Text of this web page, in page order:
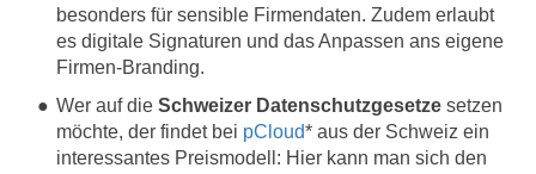
besonders für sensible Firmendaten. Zudem erlaubt
es digitale Signaturen und das Anpassen ans eigene
Firmen-Branding.
Wer auf dieSchweizer Datenschutzgesetze setzen
möchte, der findet bei pCloud* aus der Schweiz ein
interessantes Preismodell: Hier kann man sich den